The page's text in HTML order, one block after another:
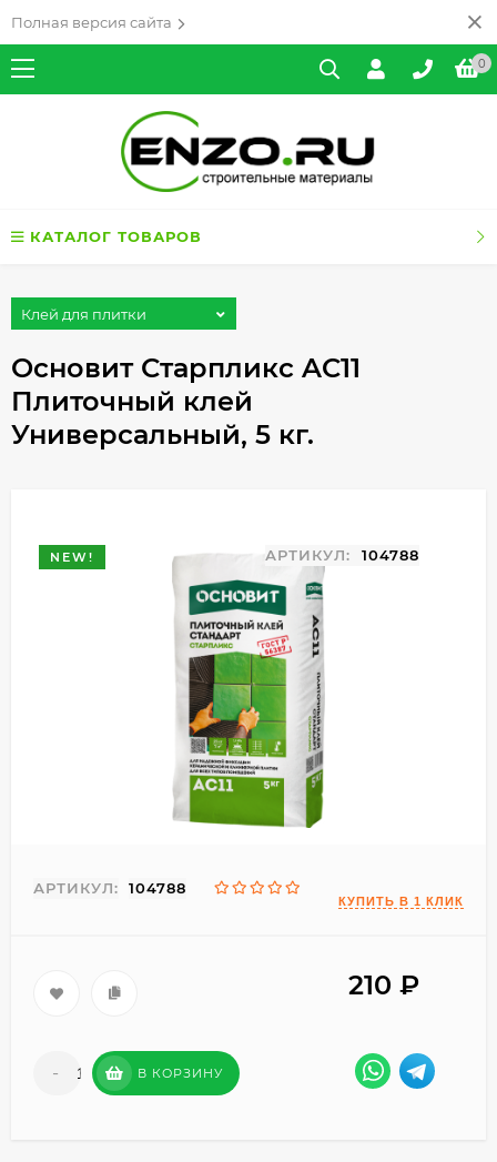
Полная версия сайта
0
КАТАЛОГ ТОВАРОВ
Клей для плитки
Основит Старпликс AC11
Плиточный клей
Универсальный, 5 кг.
NEW! АРТИКУЛ: 104788
АРТИКУЛ: 104788
210 ₽
- + В КОРЗИНУ